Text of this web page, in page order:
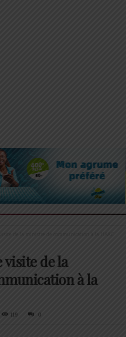
visite de la ministre de communication à la HAAC
visite de la
à la
119 0